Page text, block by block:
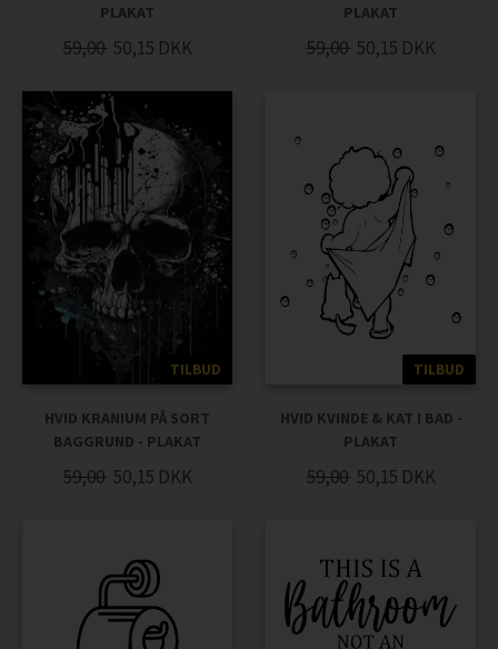
PLAKAT
59,00 50,15 DKK
PLAKAT
59,00 50,15 DKK
TILBUD
HVID KRANIUM PÅ SORT
BAGGRUND - PLAKAT
59,00 50,15 DKK
TILBUD
HVID KVINDE & KAT I BAD -
PLAKAT
59,00 50,15 DKK